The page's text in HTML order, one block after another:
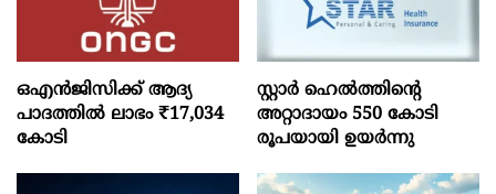
ഒഎന്‍ജിസിക്ക് ആദ്യ
പാദത്തില്‍ ലാഭം ₹17,034
കോടി
സ്റ്റാർ ഹെൽത്തിന്റെ
അറ്റാദായം 550 കോടി
രൂപയായി ഉയർന്നു